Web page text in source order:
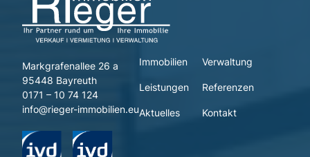
Markgrafenallee 26 a
95448 Bayreuth
0171 – 10 74 124
info@rieger-immobilien.eu
Immobilien Verwaltung
Leistungen Referenzen
Aktuelles Kontakt